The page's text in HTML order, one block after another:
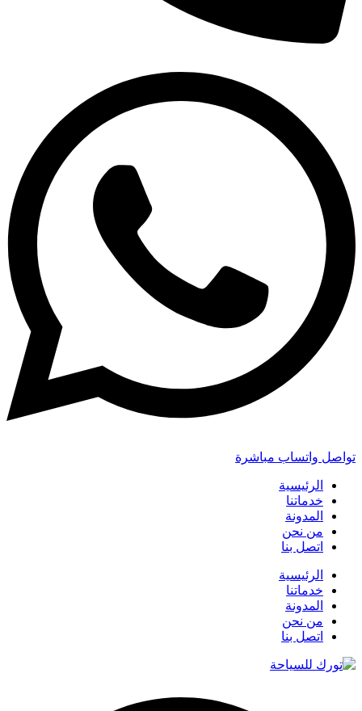
تواصل واتساب مباشرة
الرئيسية
خدماتنا
المدونة
من نحن
اتصل بنا
الرئيسية
خدماتنا
المدونة
من نحن
اتصل بنا